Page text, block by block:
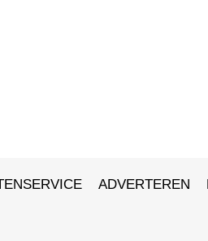
ADVERTEREN